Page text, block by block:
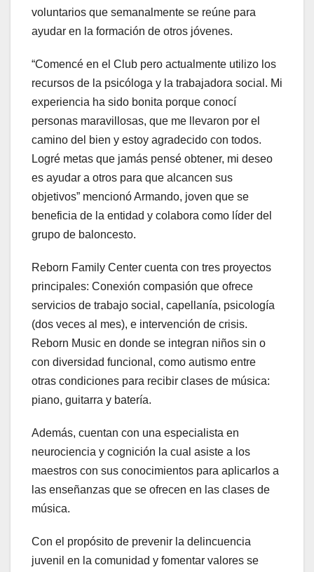
voluntarios que semanalmente se reúne para
ayudar en la formación de otros jóvenes.
“Comencé en el Club pero actualmente utilizo los
recursos de la psicóloga y la trabajadora social. Mi
experiencia ha sido bonita porque conocí
personas maravillosas, que me llevaron por el
camino del bien y estoy agradecido con todos.
Logré metas que jamás pensé obtener, mi deseo
es ayudar a otros para que alcancen sus
objetivos” mencionó Armando, joven que se
beneficia de la entidad y colabora como líder del
grupo de baloncesto.
Reborn Family Center cuenta con tres proyectos
principales: Conexión compasión que ofrece
servicios de trabajo social, capellanía, psicología
(dos veces al mes), e intervención de crisis.
Reborn Music en donde se integran niños sin o
con diversidad funcional, como autismo entre
otras condiciones para recibir clases de música:
piano, guitarra y batería.
Además, cuentan con una especialista en
neurociencia y cognición la cual asiste a los
maestros con sus conocimientos para aplicarlos a
las enseñanzas que se ofrecen en las clases de
música.
Con el propósito de prevenir la delincuencia
juvenil en la comunidad y fomentar valores se